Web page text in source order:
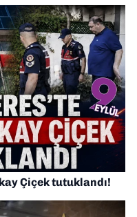
Çiçek tutuklandı!